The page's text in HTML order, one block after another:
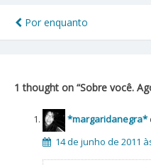
Navegação
Post
Por enquanto
1 thought on “Sobre você.
*margaridanegra*
14 de junho de 2011